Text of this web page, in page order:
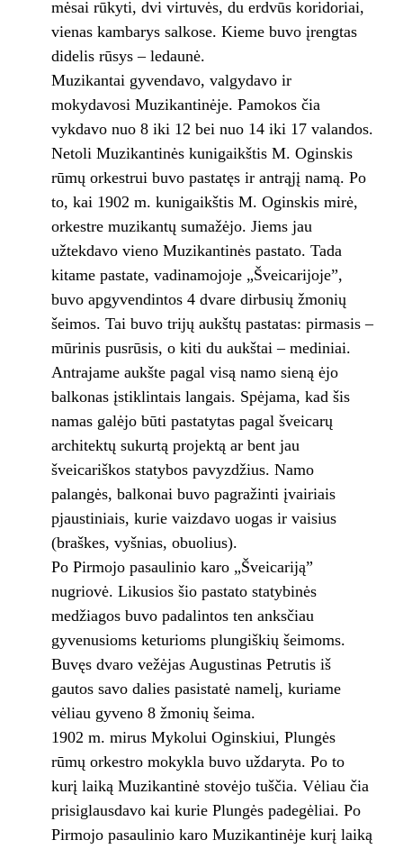
mėsai rūkyti, dvi virtuvės, du erdvūs koridoriai,
vienas kambarys salkose. Kieme buvo įrengtas
didelis rūsys – ledaunė.
Muzikantai gyvendavo, valgydavo ir
mokydavosi Muzikantinėje. Pamokos čia
vykdavo nuo 8 iki 12 bei nuo 14 iki 17 valandos.
Netoli Muzikantinės kunigaikštis M. Oginskis
rūmų orkestrui buvo pastatęs ir antrąjį namą. Po
to, kai 1902 m. kunigaikštis M. Oginskis mirė,
orkestre muzikantų sumažėjo. Jiems jau
užtekdavo vieno Muzikantinės pastato. Tada
kitame pastate, vadinamojoje „Šveicarijoje”,
buvo apgyvendintos 4 dvare dirbusių žmonių
šeimos. Tai buvo trijų aukštų pastatas: pirmasis –
mūrinis pusrūsis, o kiti du aukštai – mediniai.
Antrajame aukšte pagal visą namo sieną ėjo
balkonas įstiklintais langais. Spėjama, kad šis
namas galėjo būti pastatytas pagal šveicarų
architektų sukurtą projektą ar bent jau
šveicariškos statybos pavyzdžius. Namo
palangės, balkonai buvo pagražinti įvairiais
pjaustiniais, kurie vaizdavo uogas ir vaisius
(braškes, vyšnias, obuolius).
Po Pirmojo pasaulinio karo „Šveicariją”
nugriovė. Likusios šio pastato statybinės
medžiagos buvo padalintos ten anksčiau
gyvenusioms keturioms plungiškių šeimoms.
Buvęs dvaro vežėjas Augustinas Petrutis iš
gautos savo dalies pasistatė namelį, kuriame
vėliau gyveno 8 žmonių šeima.
1902 m. mirus Mykolui Oginskiui, Plungės
rūmų orkestro mokykla buvo uždaryta. Po to
kurį laiką Muzikantinė stovėjo tuščia. Vėliau čia
prisiglausdavo kai kurie Plungės padegėliai. Po
Pirmojo pasaulinio karo Muzikantinėje kurį laiką